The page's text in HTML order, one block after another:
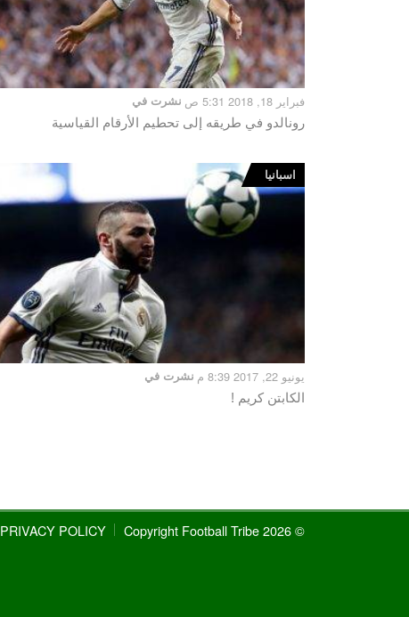
نشرت في فبراير 18, 2018 5:31 ص
رونالدو في طريقه إلى تحطيم الأرقام القياسية
اسبانيا
نشرت في يونيو 22, 2017 8:39 م
الكابتن كريم !
© 2026 Copyright Football Tribe
PRIVACY POLICY